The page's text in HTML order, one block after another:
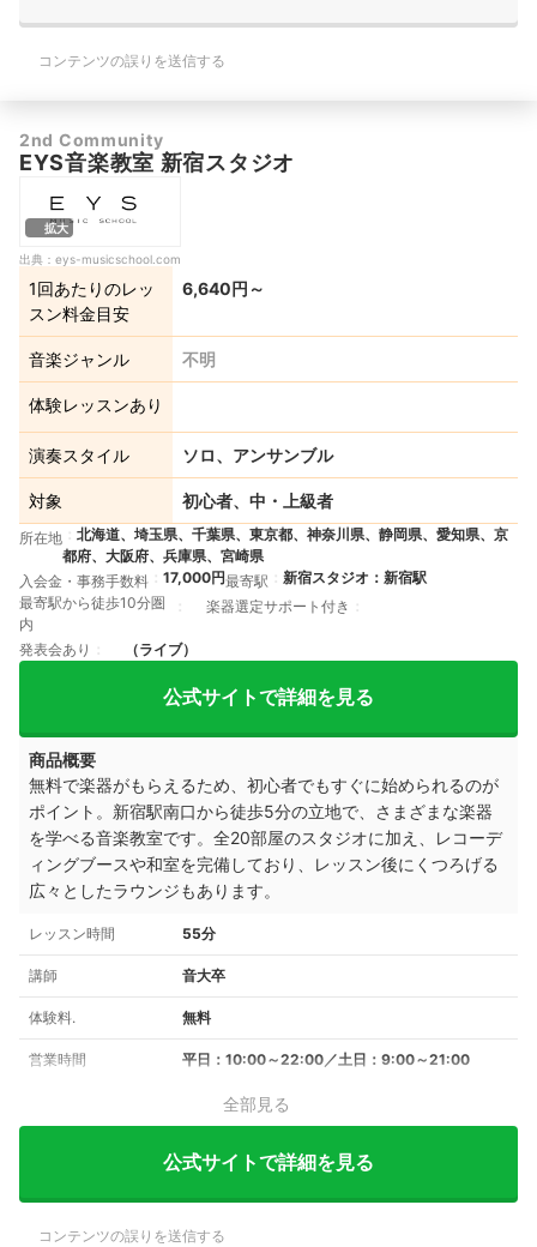
コンテンツの誤りを送信する
2nd Community
EYS音楽教室 新宿スタジオ
拡大
出典： eys-musicschool.com
1回あたりのレッ
スン料金目安
6,640円～
音楽ジャンル 不明
体験レッスンあり
演奏スタイル ソロ、アンサンブル
対象 初心者、中・上級者
所在地
北海道、埼玉県、千葉県、東京都、神奈川県、静岡県、愛知県、京
都府、大阪府、兵庫県、宮崎県
入会金・事務手数料
17,000円最寄駅
新宿スタジオ：新宿駅
最寄駅から徒歩10分圏
内
楽器選定サポート付き
発表会あり （ライブ）
公式サイトで詳細を見る
商品概要
無料で楽器がもらえるため、初心者でもすぐに始められるのが
ポイント。新宿駅南口から徒歩5分の立地で、さまざまな楽器
を学べる音楽教室です。全20部屋のスタジオに加え、レコーデ
ィングブースや和室を完備しており、レッスン後にくつろげる
広々としたラウンジもあります。
レッスン時間 55分
講師 音大卒
体験料. 無料
営業時間 平日：10:00～22:00／土日：9:00～21:00
全部見る
公式サイトで詳細を見る
コンテンツの誤りを送信する